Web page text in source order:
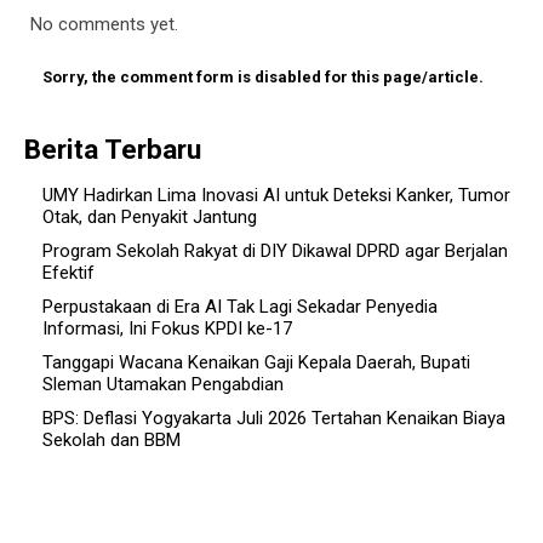
No comments yet.
Sorry, the comment form is disabled for this page/article.
Berita Terbaru
UMY Hadirkan Lima Inovasi AI untuk Deteksi Kanker, Tumor
Otak, dan Penyakit Jantung
Program Sekolah Rakyat di DIY Dikawal DPRD agar Berjalan
Efektif
Perpustakaan di Era AI Tak Lagi Sekadar Penyedia
Informasi, Ini Fokus KPDI ke-17
Tanggapi Wacana Kenaikan Gaji Kepala Daerah, Bupati
Sleman Utamakan Pengabdian
BPS: Deflasi Yogyakarta Juli 2026 Tertahan Kenaikan Biaya
Sekolah dan BBM